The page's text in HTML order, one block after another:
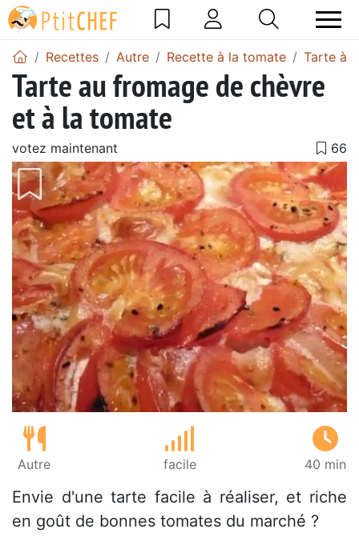
Recettes Autre Recette à la tomate Tarte à
Tarte au fromage de chèvre
et à la tomate
votez maintenant
Autre facile 40 min
Envie d'une tarte facile à réaliser, et riche
en goût de bonnes tomates du marché ?